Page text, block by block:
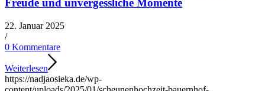
Freude und unvergessliche Momente
22. Januar 2025
/
0 Kommentare
Weiterlesen
https://nadjaosieka.de/wp-